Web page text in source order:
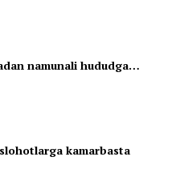
namunali hududga…
kamarbasta